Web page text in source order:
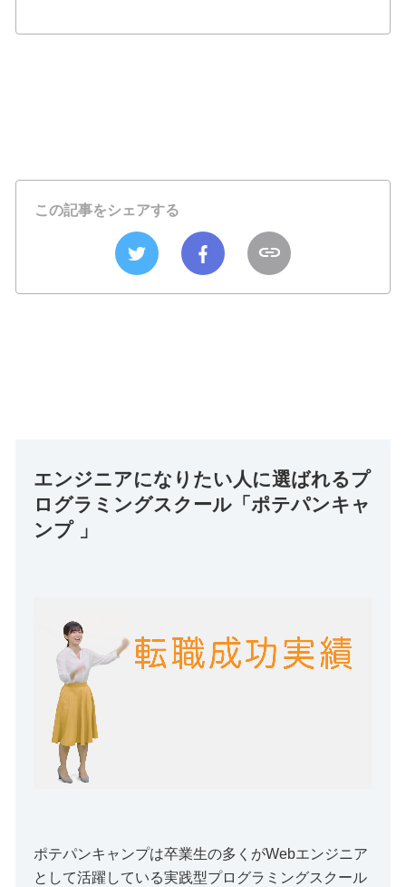
この記事をシェアする
エンジニアになりたい人に選ばれるプ
ログラミングスクール「ポテパンキャ
ンプ 」
ポテパンキャンプは卒業生の多くがWebエンジニア
として活躍している実践型プログラミングスクール